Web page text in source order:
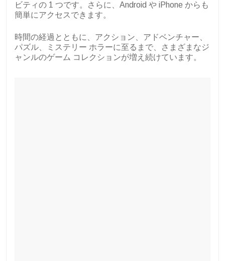
ビティの 1 つです。さらに、Android や iPhone からも
簡単にアクセスできます。
時間の経過とともに、アクション、アドベンチャー、
パズル、ミステリー ホラーに至るまで、さまざまなジ
ャンルのゲーム コレクションが増え続けています。